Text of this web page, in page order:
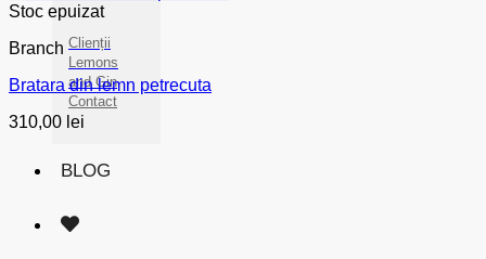
Clienții
Lemons
and Gin
Contact
BLOG
Stoc epuizat
Branch
Bratara din lemn petrecuta
310,00 lei